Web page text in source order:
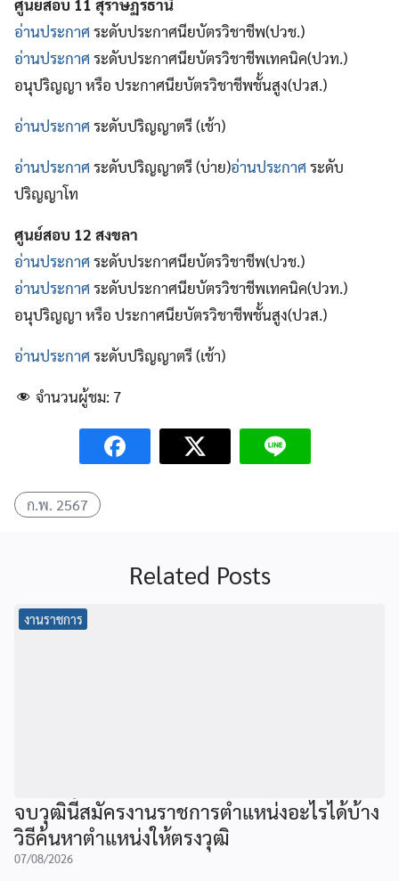
ศูนย์สอบ 11 สุราษฏร์ธานี
อ่านประกาศ ระดับประกาศนียบัตรวิชาชีพ(ปวช.)
อ่านประกาศ ระดับประกาศนียบัตรวิชาชีพเทคนิค(ปวท.)
อนุปริญญา หรือ ประกาศนียบัตรวิชาชีพชั้นสูง(ปวส.)
อ่านประกาศ ระดับปริญญาตรี (เช้า)
อ่านประกาศ ระดับปริญญาตรี (บ่าย)อ่านประกาศ ระดับ
ปริญญาโท
ศูนย์สอบ 12 สงขลา
อ่านประกาศ ระดับประกาศนียบัตรวิชาชีพ(ปวช.)
อ่านประกาศ ระดับประกาศนียบัตรวิชาชีพเทคนิค(ปวท.)
อนุปริญญา หรือ ประกาศนียบัตรวิชาชีพชั้นสูง(ปวส.)
อ่านประกาศ ระดับปริญญาตรี (เช้า)
จำนวนผู้ชม: 7
ก.พ. 2567
Related Posts
งานราชการ
จบวุฒินี้สมัครงานราชการตำแหน่งอะไรได้บ้าง
วิธีค้นหาตำแหน่งให้ตรงวุฒิ
07/08/2026